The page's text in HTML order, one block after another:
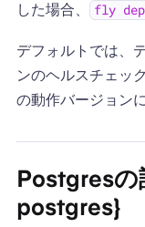
した場合、
fly
デフォルトでは、
ンのヘルスチェッ
の動作バージョン
Postgres
postgres}